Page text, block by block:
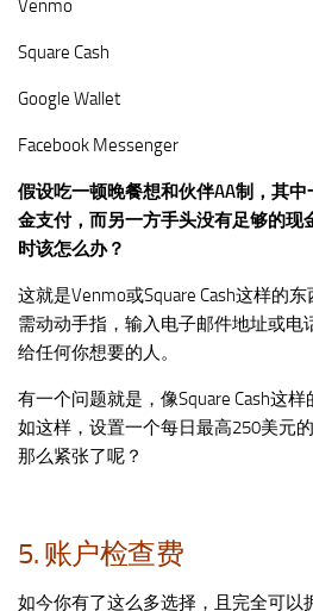
Venmo
Square Cash
Google Wallet
Facebook Messenger
假设吃一顿晚餐想和伙伴AA制，其
金支付，而另一方手头没有足够的现
时该怎么办？
这就是Venmo或Square Cash这样的
需动动手指，输入电子邮件地址或电
给任何你想要的人。
有一个问题就是，像Square Cash这
如这样，设置一个每日最高250美元
那么紧张了呢？
5. 账户检查费
如今你有了这么多选择，且完全可以